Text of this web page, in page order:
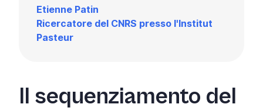
Etienne Patin
Ricercatore del CNRS presso l'Institut
Pasteur
Il sequenziamento del